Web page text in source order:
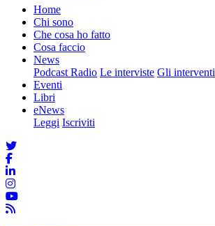
Home
Chi sono
Che cosa ho fatto
Cosa faccio
News
Podcast Radio Le interviste Gli interventi
Eventi
Libri
eNews
Leggi Iscriviti